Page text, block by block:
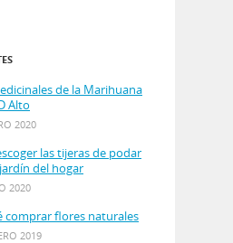
de la Marihuana
Alto
2020
las tijeras de podar
del hogar
2020
comprar flores naturales
2019